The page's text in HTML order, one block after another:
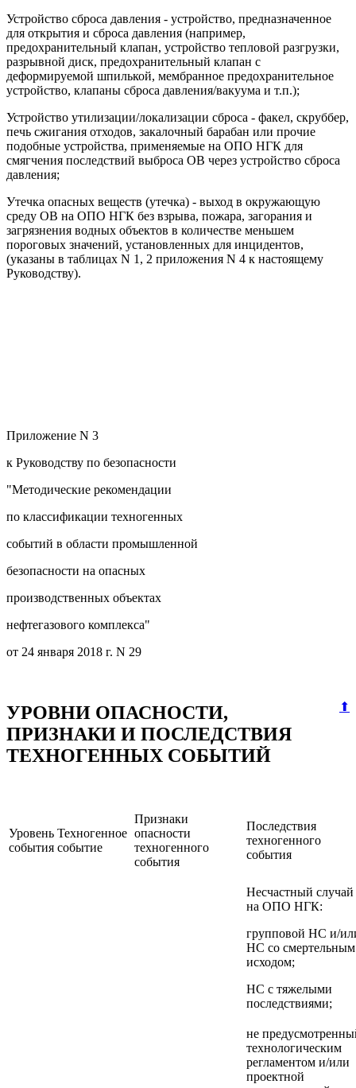
Устройство сброса давления - устройство, предназначенное
для открытия и сброса давления (например,
предохранительный клапан, устройство тепловой разгрузки,
разрывной диск, предохранительный клапан с
деформируемой шпилькой, мембранное предохранительное
устройство, клапаны сброса давления/вакуума и т.п.);
Устройство утилизации/локализации сброса - факел, скруббер,
печь сжигания отходов, закалочный барабан или прочие
подобные устройства, применяемые на ОПО НГК для
смягчения последствий выброса ОВ через устройство сброса
давления;
Утечка опасных веществ (утечка) - выход в окружающую
среду ОВ на ОПО НГК без взрыва, пожара, загорания и
загрязнения водных объектов в количестве меньшем
пороговых значений, установленных для инцидентов,
(указаны в таблицах N 1, 2 приложения N 4 к настоящему
Руководству).
Приложение N 3
к Руководству по безопасности
"Методические рекомендации
по классификации техногенных
событий в области промышленной
безопасности на опасных
производственных объектах
нефтегазового комплекса"
от 24 января 2018 г. N 29
⬆
УРОВНИ ОПАСНОСТИ,
ПРИЗНАКИ И ПОСЛЕДСТВИЯ
ТЕХНОГЕННЫХ СОБЫТИЙ
Уровень
события
Техногенное
событие
Признаки
опасности
техногенного
события
Последствия
техногенного
события
Несчастный случай
на ОПО НГК:
групповой НС и/
НС со смертельным
исходом;
НС с тяжелыми
последствиями;
не
технологическим
регламентом и/или
проектной